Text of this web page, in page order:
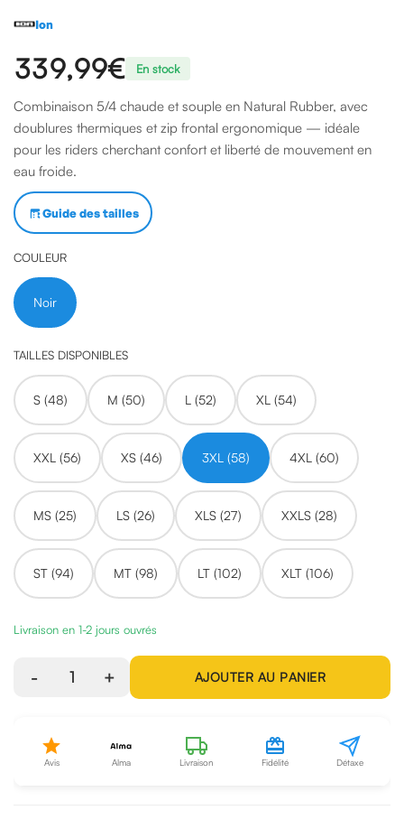
Ion
339,99 € En stock
Combinaison 5/4 chaude et souple en Natural Rubber, avec
doublures thermiques et zip frontal ergonomique — idéale
pour les riders cherchant confort et liberté de mouvement en
eau froide.
Guide des tailles
COULEUR
Noir
TAILLES DISPONIBLES
S (48) M (50) L (52) XL (54)
XXL (56) XS (46) 3XL (58) 4XL (60)
MS (25) LS (26) XLS (27) XXLS (28)
ST (94) MT (98) LT (102) XLT (106)
Livraison en 1-2 jours ouvrés
- 1 + AJOUTER AU PANIER
Avis Alma Livraison Fidélité Détaxe